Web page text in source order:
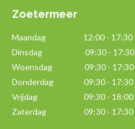
Zoetermeer
Maandag 12:00 - 17:30
Dinsdag 09:30 - 17:30
Woensdag 09:30 - 17:30
Donderdag 09:30 - 17:30
Vrijdag 09:30 - 18:00
Zaterdag 09:30 - 17:30